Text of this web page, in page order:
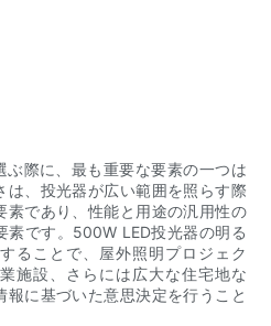
際に、最も重要な要素の一つは
は、投光器が広い範囲を照らす際
素であり、性能と用途の汎用性の
素です。500W LED投光器の明る
ることで、屋外照明プロジェク
施設、さらには広大な住宅地な
報に基づいた意思決定を行うこと